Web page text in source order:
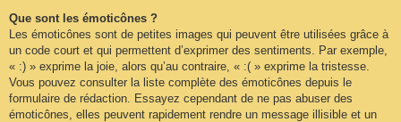
Que sont les émoticônes ?
Les émoticônes sont de petites images qui peuvent être utilisées grâce à
un code court et qui permettent d’exprimer des sentiments. Par exemple,
« :) » exprime la joie, alors qu’au contraire, « :( » exprime la tristesse.
Vous pouvez consulter la liste complète des émoticônes depuis le
formulaire de rédaction. Essayez cependant de ne pas abuser des
émoticônes, elles peuvent rapidement rendre un message illisible et un